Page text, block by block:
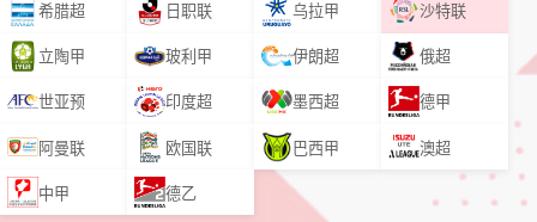
希腊超 日职联 乌拉甲 沙特联
立陶甲 玻利甲 伊朗超 俄超
世亚预 印度超 墨西超 德甲
阿曼联 欧国联 巴西甲 澳超
中甲 德乙